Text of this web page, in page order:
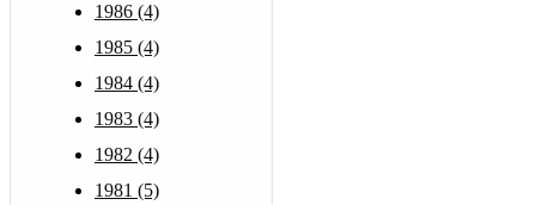
1986 (4)
1985 (4)
1984 (4)
1983 (4)
1982 (4)
1981 (5)